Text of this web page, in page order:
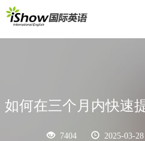
如何在三个月内快速
7404 2025-03-28